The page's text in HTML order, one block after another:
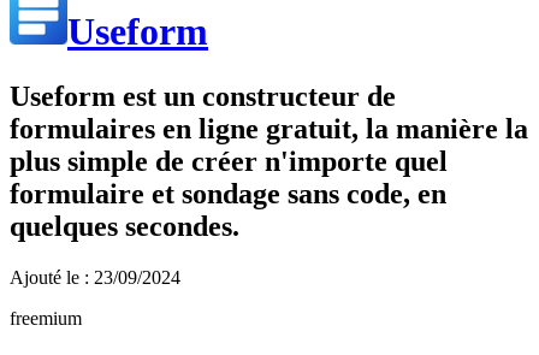
Useform
Useform est un constructeur de
formulaires en ligne gratuit, la manière la
plus simple de créer n'importe quel
formulaire et sondage sans code, en
quelques secondes.
Ajouté le : 23/09/2024
freemium